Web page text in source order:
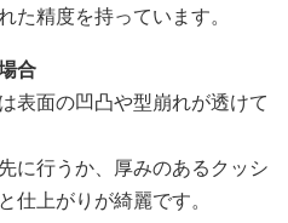
た精度を持っています。
合
表面の凹凸や型崩れが透けて
に行うか、厚みのあるクッシ
仕上がりが綺麗です。